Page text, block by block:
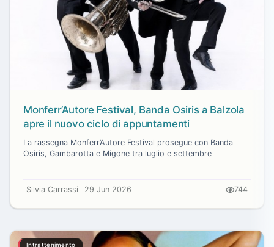
Monferr’Autore Festival, Banda Osiris a Balzola
apre il nuovo ciclo di appuntamenti
La rassegna Monferr’Autore Festival prosegue con Banda
Osiris, Gambarotta e Migone tra luglio e settembre
Silvia Carrassi 29 Jun 2026 744
Intrattenimento